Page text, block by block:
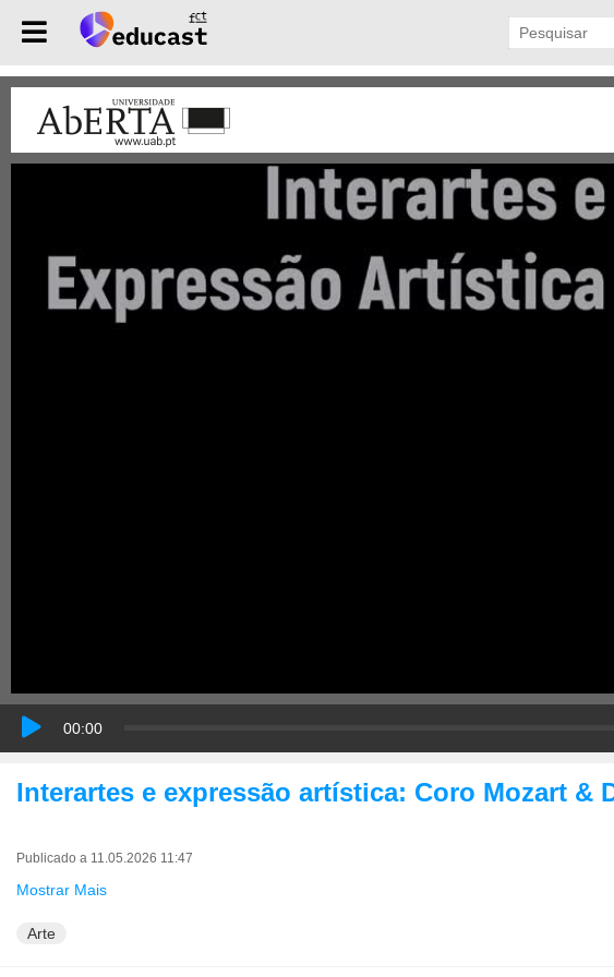
00:00
Interartes e expressão artística: Coro Mozart &
Publicado a 11.05.2026 11:47
Mostrar Mais
Arte